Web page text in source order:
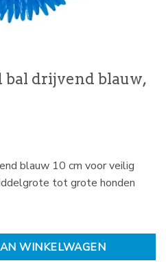
bal drijvend blauw,
blauw 10 cm voor veilig
tot grote honden
blauw, 10 cm aantal
WINKELWAGEN